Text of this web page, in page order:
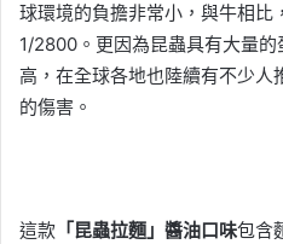
球環境的負擔非常小，與牛相比
1/2800。更因為昆蟲具有大量
高，在全球各地也陸續有不少人
的傷害。
這款 「昆蟲拉麵」醬油口味包含